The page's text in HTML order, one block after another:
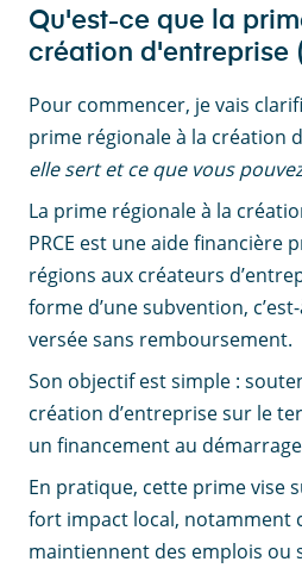
Qu'est-ce que la
création d'entreprise
Pour commencer, je vais
prime régionale à la création
elle sert et ce que vous
La prime régionale à la
PRCE est une aide financière
régions aux créateurs
forme d’une subvention,
versée sans remboursement.
Son objectif est simple :
création d’entreprise sur le
un financement au
En pratique, cette prime vise
fort impact local, notamment
maintiennent des emplois ou